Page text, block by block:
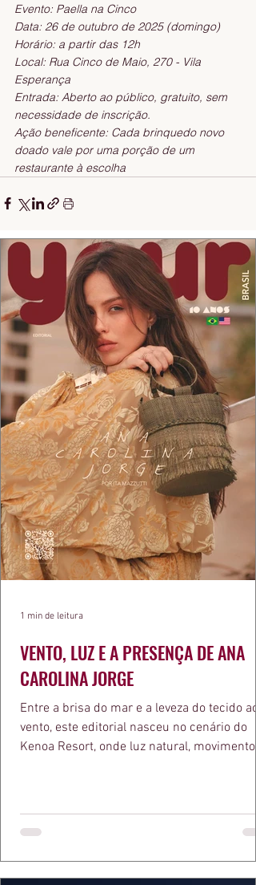
Evento: Paella na Cinco
Data: 26 de outubro de 2025 (domingo)
Horário: a partir das 12h
Local: Rua Cinco de Maio, 270 - Vila
Esperança
Entrada: Aberto ao público, gratuito, sem
necessidade de inscrição.
Ação beneficente: Cada brinquedo novo
doado vale por uma porção de um
restaurante à escolha
VENTO, LUZ E A PRESENÇA DE ANA
CAROLINA JORGE
Entre a brisa do mar e a leveza do tecido ao
vento, este editorial nasceu no cenário do
Kenoa Resort, onde luz natural, movimento e
algo de intemporal em vestir o vento e
que ele conduza a cena. Cada dobra do
1 min de leitura